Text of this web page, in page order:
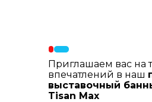
Приглашаем вас на
впечатлений в наш
выставочный
Tisan Max
лиственницы, шлифованный
керамогранит